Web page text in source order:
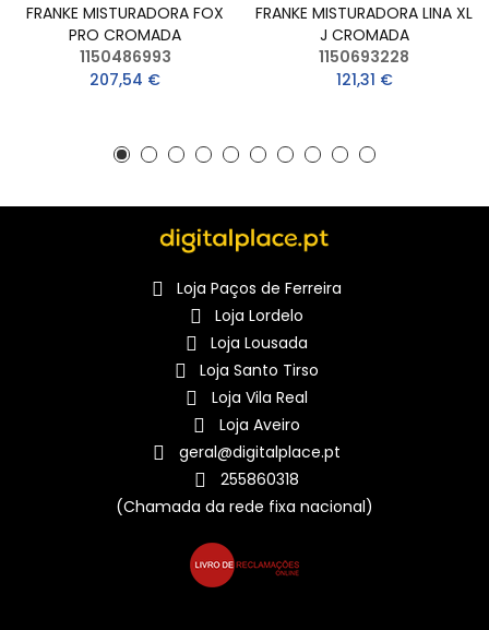
FRANKE MISTURADORA FOX
PRO CROMADA
1150486993
207,54 €
FRANKE MISTURADORA LINA XL
J CROMADA
1150693228
121,31 €
Loja Paços de Ferreira
Loja Lordelo
Loja Lousada
Loja Santo Tirso
Loja Vila Real
Loja Aveiro
geral@digitalplace.pt
255860318
(Chamada da rede fixa nacional)